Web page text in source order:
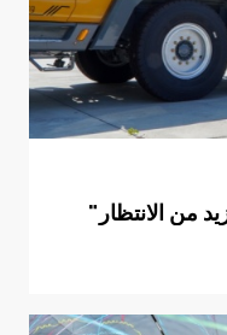
من الانتظار"